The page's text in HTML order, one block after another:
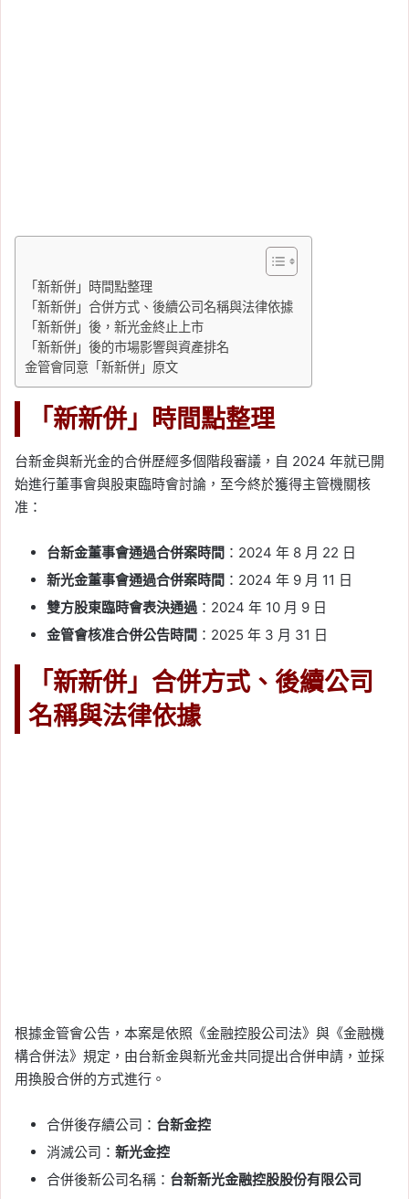
「新新併」時間點整理
「新新併」合併方式、後續公司名稱與法律依據
「新新併」後，新光金終止上市
「新新併」後的市場影響與資產排名
金管會同意「新新併」原文
「新新併」時間點整理
台新金與新光金的合併歷經多個階段審議，自 2024 年就已開
始進行董事會與股東臨時會討論，至今終於獲得主管機關核
准：
台新金董事會通過合併案時間 ：2024 年 8 月 22 日
新光金董事會通過合併案時間 ：2024 年 9 月 11 日
雙方股東臨時會表決通過 ：2024 年 10 月 9 日
金管會核准合併公告時間 ：2025 年 3 月 31 日
「新新併」合併方式、後續公司
名稱與法律依據
根據金管會公告，本案是依照《金融控股公司法》與《金融機
構合併法》規定，由台新金與新光金共同提出合併申請，並採
用換股合併的方式進行。
合併後存續公司： 台新金控
消滅公司： 新光金控
合併後新公司名稱： 台新新光金融控股股份有限公司